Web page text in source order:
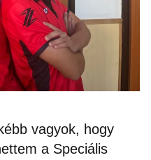
vagyok, hogy
a Speciális